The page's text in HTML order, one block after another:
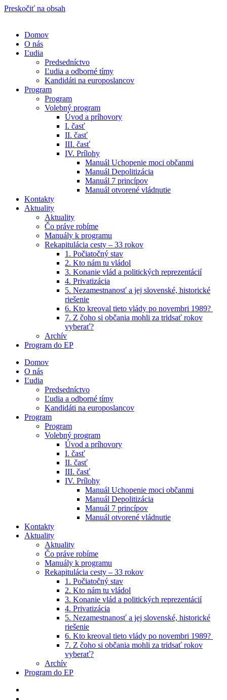
Preskočiť na obsah
Domov
O nás
Ľudia
Predsedníctvo
Ľudia a odborné tímy
Kandidáti na europoslancov
Program
Program
Volebný program
Úvod a príhovory
I. časť
II. časť
III. časť
IV. Prílohy
Manuál Uchopenie moci občanmi
Manuál Depolitizácia
Manuál 7 princípov
Manuál otvorené vládnutie
Kontakty
Aktuality
Aktuality
Čo práve robíme
Manuály k programu
Rekapitulácia cesty – 33 rokov
1. Počiatočný stav
2. Kto nám tu vládol
3. Konanie vlád a politických reprezentácií
4. Privatizácia
5. Nezamestnanosť a jej slovenské, historické
riešenie
6. Kto kreoval tieto vlády po novembri 1989? ​
7. Z čoho si občania mohli za tridsať rokov
vyberať?
Archív
Program do EP
Domov
O nás
Ľudia
Predsedníctvo
Ľudia a odborné tímy
Kandidáti na europoslancov
Program
Program
Volebný program
Úvod a príhovory
I. časť
II. časť
III. časť
IV. Prílohy
Manuál Uchopenie moci občanmi
Manuál Depolitizácia
Manuál 7 princípov
Manuál otvorené vládnutie
Kontakty
Aktuality
Aktuality
Čo práve robíme
Manuály k programu
Rekapitulácia cesty – 33 rokov
1. Počiatočný stav
2. Kto nám tu vládol
3. Konanie vlád a politických reprezentácií
4. Privatizácia
5. Nezamestnanosť a jej slovenské, historické
riešenie
6. Kto kreoval tieto vlády po novembri 1989? ​
7. Z čoho si občania mohli za tridsať rokov
vyberať?
Archív
Program do EP